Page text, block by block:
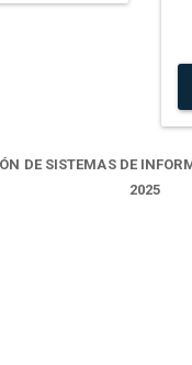
DE SISTEMAS DE
2025